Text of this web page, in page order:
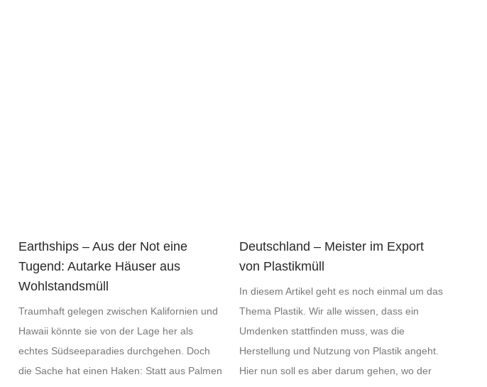
Earthships – Aus der Not eine
Tugend: Autarke Häuser aus
Wohlstandsmüll
Traumhaft gelegen zwischen Kalifornien und
Hawaii könnte sie von der Lage her als
echtes Südseeparadies durchgehen. Doch
die Sache hat einen Haken: Statt aus Palmen
Deutschland – Meister im Export
von Plastikmüll
In diesem Artikel geht es noch einmal um das
Thema Plastik. Wir alle wissen, dass ein
Umdenken stattfinden muss, was die
Herstellung und Nutzung von Plastik angeht.
Hier nun soll es aber darum gehen, wo der